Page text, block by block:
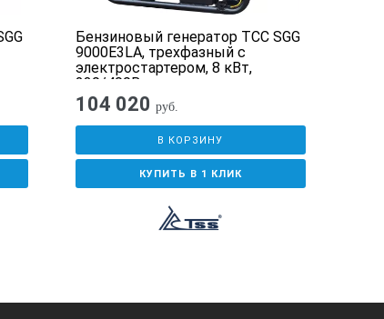
строительных организаций,
Бензиновый генератор ТСС SGG
9000E3LA, трехфазный с
электростартером, 8 кВт,
230/400В
104 020 руб.
В КОРЗИНУ
КУПИТЬ В 1 КЛИК